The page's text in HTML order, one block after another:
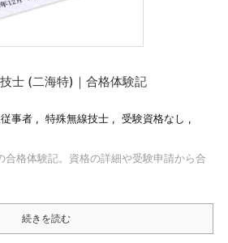
士 (二海特)｜合格体験記
事者 , 特殊無線技士 , 受験資格なし ,
合格体験記。資格の詳細や受験申請から合
続きを読む